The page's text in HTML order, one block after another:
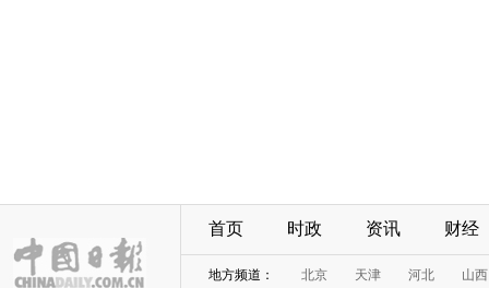
首页 时政 资讯 财经
地方频道： 北京 天津 河北
山西